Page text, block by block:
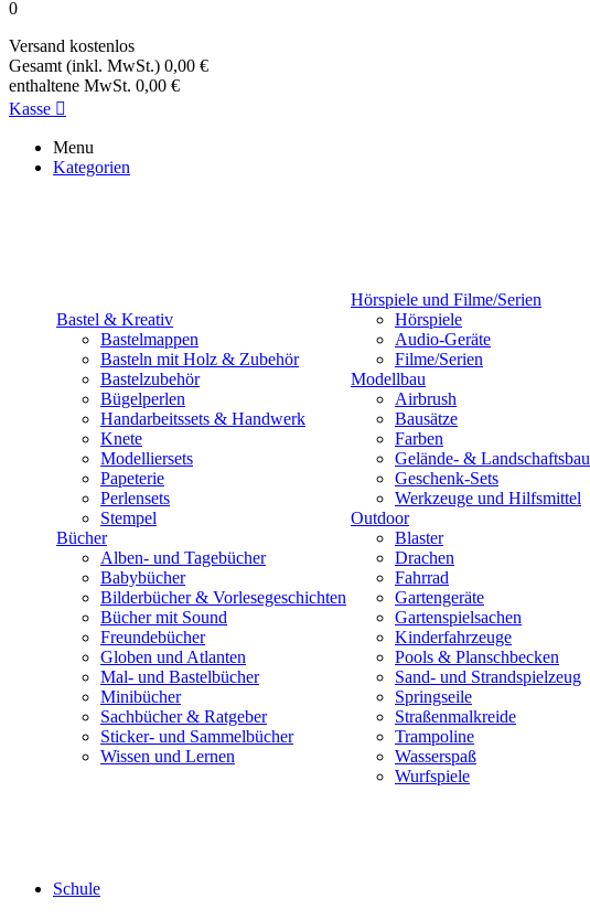
0
Versand kostenlos
Gesamt (inkl. MwSt.) 0,00 €
enthaltene MwSt. 0,00 €
Kasse 
Menu
Kategorien
Bastel & Kreativ
Bastelmappen
Basteln mit Holz & Zubehör
Bastelzubehör
Bügelperlen
Handarbeitssets & Handwerk
Knete
Modelliersets
Papeterie
Perlensets
Stempel
Bücher
Alben- und Tagebücher
Babybücher
Bilderbücher & Vorlesegeschichten
Bücher mit Sound
Freundebücher
Globen und Atlanten
Mal- und Bastelbücher
Minibücher
Sachbücher & Ratgeber
Sticker- und Sammelbücher
Wissen und Lernen
Hörspiele und Filme/Serien
Hörspiele
Audio-Geräte
Filme/Serien
Modellbau
Airbrush
Bausätze
Farben
Gelände- & Landschaftsbau
Geschenk-Sets
Werkzeuge und Hilfsmittel
Outdoor
Blaster
Drachen
Fahrrad
Gartengeräte
Gartenspielsachen
Kinderfahrzeuge
Pools & Planschbecken
Sand- und Strandspielzeug
Springseile
Straßenmalkreide
Trampoline
Wasserspaß
Wurfspiele
Schule